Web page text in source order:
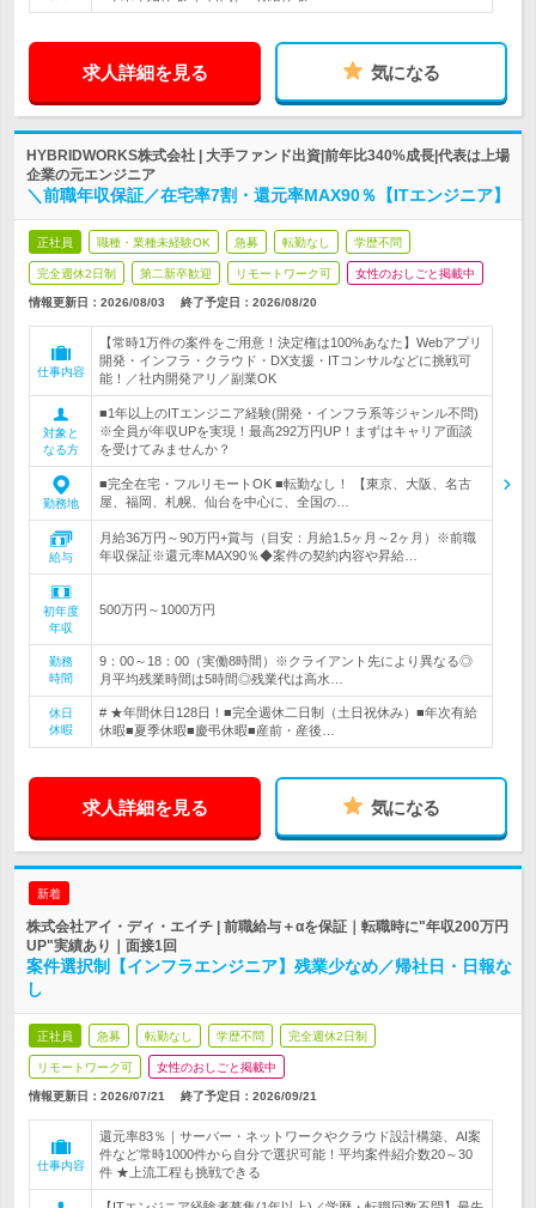
求人詳細を見る 気になる
HYBRIDWORKS株式会社 | 大手ファンド出資|前年比340%成長|代表は上場
企業の元エンジニア
＼前職年収保証／在宅率7割・還元率MAX90％【ITエンジニア】
正社員 職種・業種未経験OK 急募 転勤なし 学歴不問
完全週休2日制 第二新卒歓迎 リモートワーク可 女性のおしごと掲載中
情報更新日：2026/08/03 終了予定日： 2026/08/20
仕事内容
【常時1万件の案件をご用意！決定権は100%あなた】Webアプリ
開発・インフラ・クラウド・DX支援・ITコンサルなどに挑戦可
能！／社内開発アリ／副業OK
対象と
なる方
■1年以上のITエンジニア経験(開発・インフラ系等ジャンル不問)
※全員が年収UPを実現！最高292万円UP！まずはキャリア面談
を受けてみませんか？
勤務地
■完全在宅・フルリモートOK ■転勤なし！ 【東京、大阪、名古
屋、福岡、札幌、仙台を中心に、全国の…
給与
月給36万円～90万円+賞与（目安：月給1.5ヶ月～2ヶ月）※前職
年収保証※還元率MAX90％◆案件の契約内容や昇給…
初年度
年収
500万円～1000万円
勤務
時間
9：00～18：00（実働8時間）※クライアント先により異なる◎
月平均残業時間は5時間◎残業代は高水…
休日
休暇
# ★年間休日128日！■完全週休二日制（土日祝休み）■年次有給
休暇■夏季休暇■慶弔休暇■産前・産後…
求人詳細を見る 気になる
新着
株式会社アイ・ディ・エイチ | 前職給与＋αを保証｜転職時に"年収200万円
UP"実績あり｜面接1回
案件選択制【インフラエンジニア】残業少なめ／帰社日・日報な
し
正社員 急募 転勤なし 学歴不問 完全週休2日制
リモートワーク可 女性のおしごと掲載中
情報更新日：2026/07/21 終了予定日： 2026/09/21
仕事内容
還元率83％｜サーバー・ネットワークやクラウド設計構築、AI案
件など常時1000件から自分で選択可能！平均案件紹介数20～30
件 ★上流工程も挑戦できる